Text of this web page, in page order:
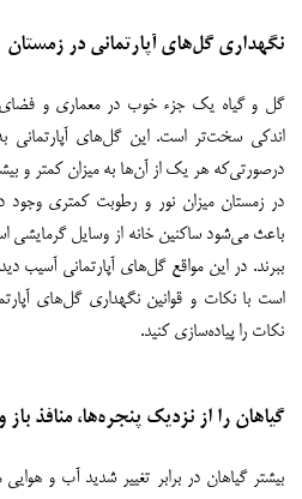
نگهداری گل‌های آپارتمانی در زمستان
گل و گیاه یک جزء خوب در معماری و فضای
اندکی سخت‌تر است. این گل‌های آپارتمانی
درصورتی‌که هر یک از آن‌ها به میزان کمتر و
در زمستان میزان نور و رطوبت کمتری وجود
باعث می‌شود ساکنین خانه از وسایل گرمایشی
ببرند. در این مواقع گل‌های آپارتمانی آسیب
است با نکات و قوانین نگهداری گل‌های
نکات را پیاده‌سازی کنید.
گیاهان را از نزدیک پنجره‌ها، منافذ باز
بیشتر گیاهان در برابر تغییر شدید آب و هوایی